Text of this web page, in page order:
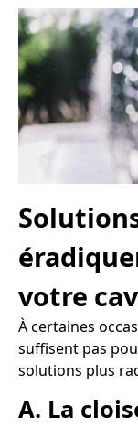
votre
À certaines
suffisent pas
solutions plus
A. La